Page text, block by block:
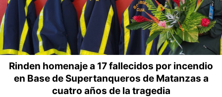
Rinden homenaje a 17 fallecidos por incendio
en Base de Supertanqueros de Matanzas a
cuatro años de la tragedia